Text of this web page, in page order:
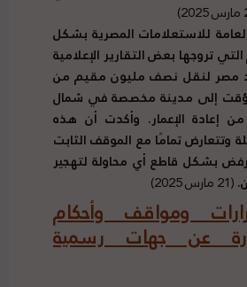
للاستعلامات المصرية بشكل
تروجها بعض التقارير الإعلامية
مصر لنقل نصف مليون مقيم من
إلى مدينة مخصصة في شمال
إعادة الإعمار. وأكدت أن هذه
وتتعارض تمامًا مع الموقف الثابت
بشكل قاطع أي محاولة لتهجير
(21 مارس 2025)
ومواقف وأحكام
عن جهات رسمية